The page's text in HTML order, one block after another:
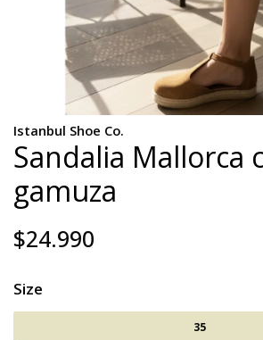
Istanbul Shoe Co.
Sandalia Mallorca
gamuza
$24.990
Size
35